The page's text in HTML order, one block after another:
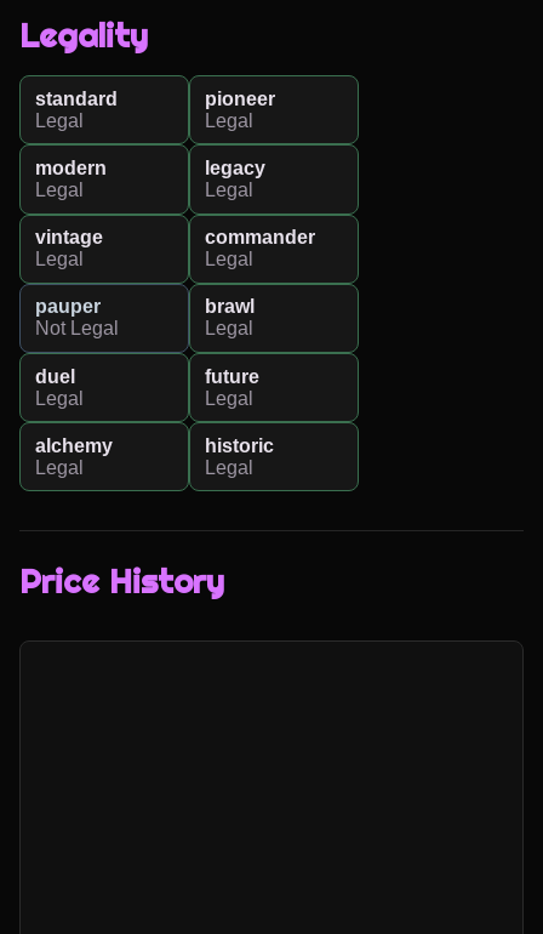
Legality
standard
Legal
pioneer
Legal
modern
Legal
legacy
Legal
vintage
Legal
commander
Legal
pauper
Not Legal
brawl
Legal
duel
Legal
future
Legal
alchemy
Legal
historic
Legal
Price History